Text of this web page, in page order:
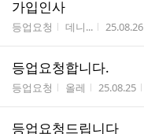
가입인사
게시판명
등업요청 작성자
데니... 작성시간
25.08.26
등업요청합니다.
게시판명
등업요청 작성자
올레 작성시간
25.08.25
등업요청드립니다